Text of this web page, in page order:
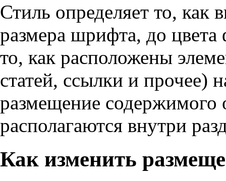
Стиль определяет то, как
размера шрифта, до
то, как расположены
статей, ссылки и прочее)
размещение содержимого
располагаются внутри
Как изменить